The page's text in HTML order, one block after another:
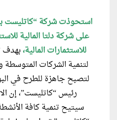
استحوذت شركة “كاتليست
على شركة دلتا المالية
للاستثمارات المالية،بهدف
لتنمية الشركات المتوسطة
لتصبح جاهزة للطرح في
رئيس “كاتليست”، إن
سيتيح تنمية كافة